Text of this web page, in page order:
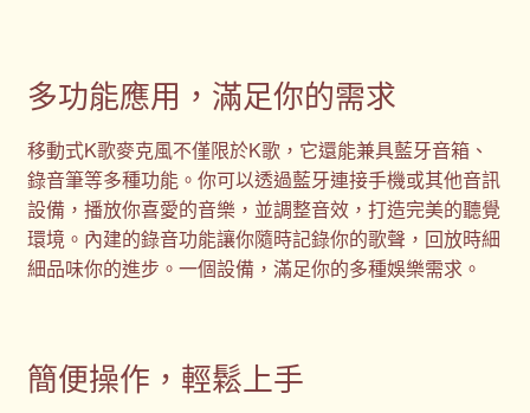
多功能應用，滿足你的需求
移動式K歌麥克風不僅限於K歌，它還能兼具藍牙音箱、
錄音筆等多種功能。你可以透過藍牙連接手機或其他音訊
設備，播放你喜愛的音樂，並調整音效，打造完美的聽覺
環境。內建的錄音功能讓你隨時記錄你的歌聲，回放時細
細品味你的進步。一個設備，滿足你的多種娛樂需求。
簡便操作，輕鬆上手